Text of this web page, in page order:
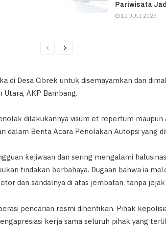
Pariwisata
12 JULI 2025
di Desa Cibrek untuk disemayamkan dan
Utara, AKP Bambang.
dilakukannya visum et repertum maupun
dalam Berita Acara Penolakan Autopsi yang
kejiwaan dan sering mengalami
tindakan berbahaya. Dugaan bahwa ia
dan sandalnya di atas jembatan, tanpa
pencarian resmi dihentikan. Pihak
kerja sama seluruh pihak yang